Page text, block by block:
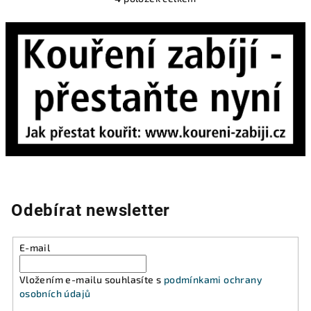
O
v
l
a
c
í
p
r
v
s
Odebírat newsletter
E-mail
Vložením e-mailu souhlasíte s podmínkami ochrany
osobních údajů